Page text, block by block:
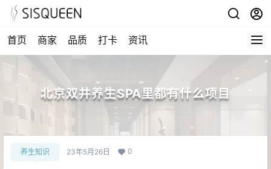
首页 商家 品质 打卡 资讯
北京双井养生SPA里都有什么项目
养生知识 23年5月26日 0